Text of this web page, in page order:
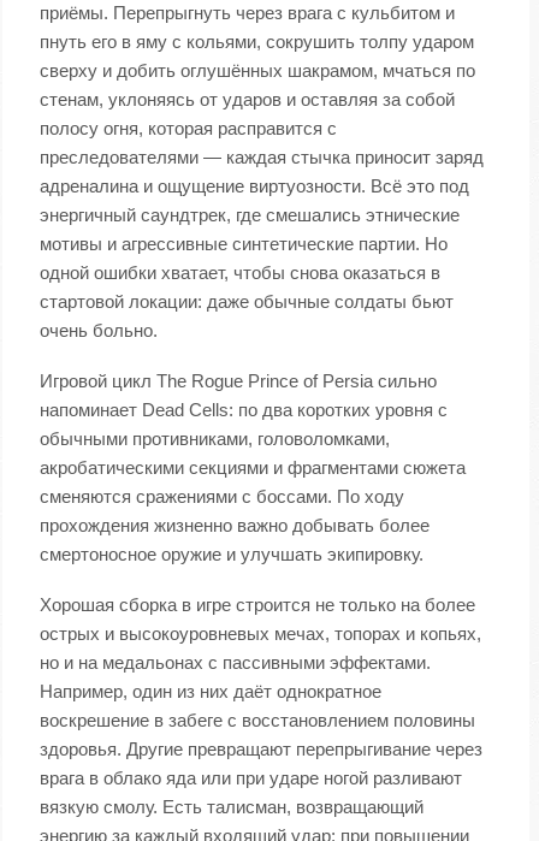
приёмы. Перепрыгнуть через врага с кульбитом и
пнуть его в яму с кольями, сокрушить толпу ударом
сверху и добить оглушённых шакрамом, мчаться по
стенам, уклоняясь от ударов и оставляя за собой
полосу огня, которая расправится с
преследователями — каждая стычка приносит заряд
адреналина и ощущение виртуозности. Всё это под
энергичный саундтрек, где смешались этнические
мотивы и агрессивные синтетические партии. Но
одной ошибки хватает, чтобы снова оказаться в
стартовой локации: даже обычные солдаты бьют
очень больно.
Игровой цикл The Rogue Prince of Persia сильно
напоминает Dead Cells: по два коротких уровня с
обычными противниками, головоломками,
акробатическими секциями и фрагментами сюжета
сменяются сражениями с боссами. По ходу
прохождения жизненно важно добывать более
смертоносное оружие и улучшать экипировку.
Хорошая сборка в игре строится не только на более
острых и высокоуровневых мечах, топорах и копьях,
но и на медальонах с пассивными эффектами.
Например, один из них даёт однократное
воскрешение в забеге с восстановлением половины
здоровья. Другие превращают перепрыгивание через
врага в облако яда или при ударе ногой разливают
вязкую смолу. Есть талисман, возвращающий
энергию за каждый входящий удар; при повышении